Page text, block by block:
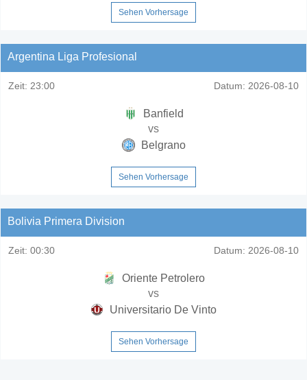
Sehen Vorhersage
Argentina Liga Profesional
Zeit: 23:00 Datum: 2026-08-10
Banfield
vs
Belgrano
Sehen Vorhersage
Bolivia Primera Division
Zeit: 00:30 Datum: 2026-08-10
Oriente Petrolero
vs
Universitario De Vinto
Sehen Vorhersage